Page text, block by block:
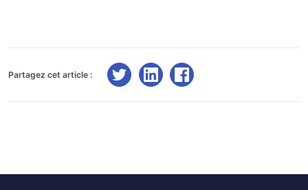
Partagez cet article :